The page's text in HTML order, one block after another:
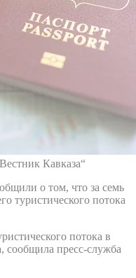
Кавказа“
о том, что за семь
туристического потока
потока в
сообщила пресс-служба